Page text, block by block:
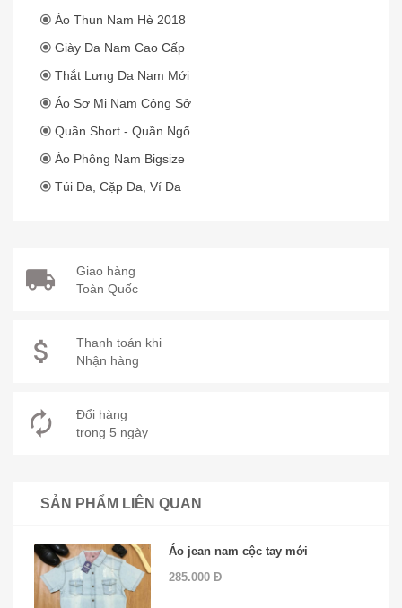
Áo Thun Nam Hè 2018
Giày Da Nam Cao Cấp
Thắt Lưng Da Nam Mới
Áo Sơ Mi Nam Công Sở
Quần Short - Quần Ngố
Áo Phông Nam Bigsize
Túi Da, Cặp Da, Ví Da
Giao hàng
Toàn Quốc
Thanh toán khi
Nhận hàng
Đổi hàng
trong 5 ngày
SẢN PHẨM LIÊN QUAN
Áo jean nam cộc tay mới
285.000 Đ